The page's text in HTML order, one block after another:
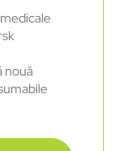
nouă